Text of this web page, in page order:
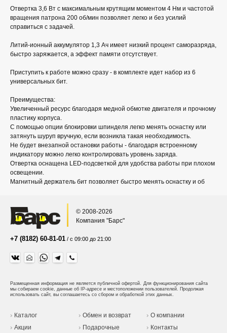
Отвертка 3,6 Вт с максимальным крутящим моментом 4 Нм и частотой
вращения патрона 200 об/мин позволяет легко и без усилий
справиться с задачей.
Литий-ионный аккумулятор 1,3 Ач имеет низкий процент саморазряда,
быстро заряжается, а эффект памяти отсутствует.
Приступить к работе можно сразу - в комплекте идет набор из 6
универсальных бит.
Преимущества:
Увеличенный ресурс благодаря медной обмотке двигателя и прочному
пластику корпуса.
С помощью опции блокировки шпинделя легко менять оснастку или
затянуть шуруп вручную, если возникла такая необходимость.
Не будет внезапной остановки работы - благодаря встроенному
индикатору можно легко контролировать уровень заряда.
Отвертка оснащена LED-подсветкой для удобства работы при плохом
освещении.
Магнитный держатель бит позволяет быстро менять оснастку и об
© 2008-2026
Компания "Барс"
+7 (8182) 60-81-01 / с 09:00 до 21:00
Размещенная информация не является публичной офертой. Для функционирования сайта
мы собираем cookie, данные об IP-адресе и местоположении пользователей. Продолжая
использовать сайт, вы соглашаетесь со сбором и обработкой этих данных.
Каталог
Акции
Обмен и возврат
Подарочные
О компании
Контакты